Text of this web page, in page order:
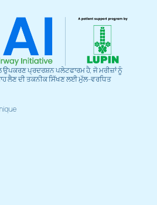
ਉਪਕਰਣ ਪ੍ਰਦਰਸ਼ਨ ਪਲੇਟਫਾਰਮ ਹੈ, ਜੋ ਮਰੀਜ਼ਾਂ ਨੂੰ
ਲੈਣ ਦੀ ਤਕਨੀਕ ਸਿੱਖਣ ਲਈ ਮੁੱਲ-ਵਰਧਿਤ